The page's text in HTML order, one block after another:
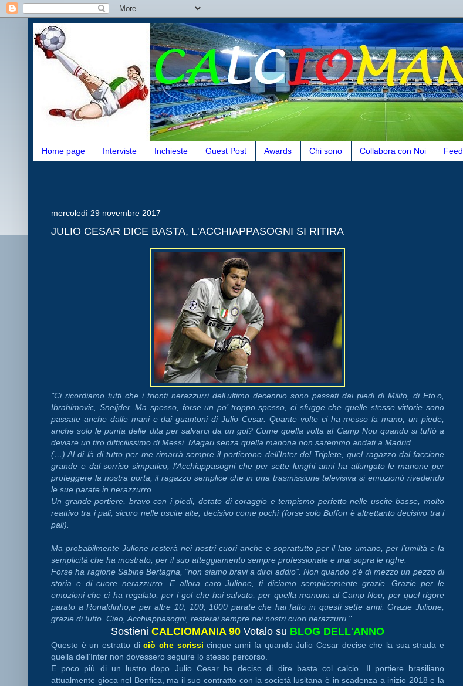
Home page Interviste Inchieste Guest Post Awards Chi sono Collabora con Noi Feed
mercoledì 29 novembre 2017
JULIO CESAR DICE BASTA, L'ACCHIAPPASOGNI SI RITIRA
"Ci ricordiamo tutti che i trionfi nerazzurri dell’ultimo decennio sono passati dai piedi di Milito, di Eto’o,
Ibrahimovic, Sneijder. Ma spesso, forse un po’ troppo spesso, ci sfugge che quelle stesse vittorie sono
passate anche dalle mani e dai guantoni di Julio Cesar. Quante volte ci ha messo la mano, un piede,
anche solo le punta delle dita per salvarci da un gol? Come quella volta al Camp Nou quando si tuffò a
deviare un tiro difficilissimo di Messi. Magari senza quella manona non saremmo andati a Madrid.
(…) Al di là di tutto per me rimarrà sempre il portierone dell’Inter del Triplete, quel ragazzo dal faccione
grande e dal sorriso simpatico, l’Acchiappasogni che per sette lunghi anni ha allungato le manone per
proteggere la nostra porta, il ragazzo semplice che in una trasmissione televisiva si emozionò rivedendo
le sue parate in nerazzurro.
Un grande portiere, bravo con i piedi, dotato di coraggio e tempismo perfetto nelle uscite basse, molto
reattivo tra i pali, sicuro nelle uscite alte, decisivo come pochi (forse solo Buffon è altrettanto decisivo tra i
pali).
Ma probabilmente Julione resterà nei nostri cuori anche e soprattutto per il lato umano, per l’umiltà e la
semplicità che ha mostrato, per il suo atteggiamento sempre professionale e mai sopra le righe.
Forse ha ragione Sabine Bertagna, “non siamo bravi a dirci addio”. Non quando c’è di mezzo un pezzo di
storia e di cuore nerazzurro. E allora caro Julione, ti diciamo semplicemente grazie. Grazie per le
emozioni che ci ha regalato, per i gol che hai salvato, per quella manona al Camp Nou, per quel rigore
parato a Ronaldinho,e per altre 10, 100, 1000 parate che hai fatto in questi sette anni. Grazie Julione,
grazie di tutto. Ciao, Acchiappasogni, resterai sempre nei nostri cuori nerazzurri."
Sostieni CALCIOMANIA 90 Votalo su BLOG DELL'ANNO
Questo è un estratto diciò che scrissi cinque anni fa quando Julio Cesar decise che la sua strada e
quella dell’Inter non dovessero seguire lo stesso percorso.
E poco più di un lustro dopo Julio Cesar ha deciso di dire basta col calcio. Il portiere brasiliano
attualmente gioca nel Benfica, ma il suo contratto con la società lusitana è in scadenza a inizio 2018 e la